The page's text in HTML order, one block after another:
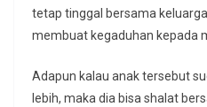
tetap tinggal bersama
membuat kegaduhan kepada
Adapun kalau anak tersebut
lebih, maka dia bisa shalat